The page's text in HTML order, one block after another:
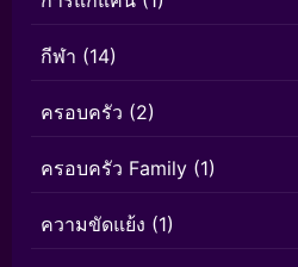
กีฬา (14)
ครอบครัว (2)
ครอบครัว Family (1)
ความขัดแย้ง (1)